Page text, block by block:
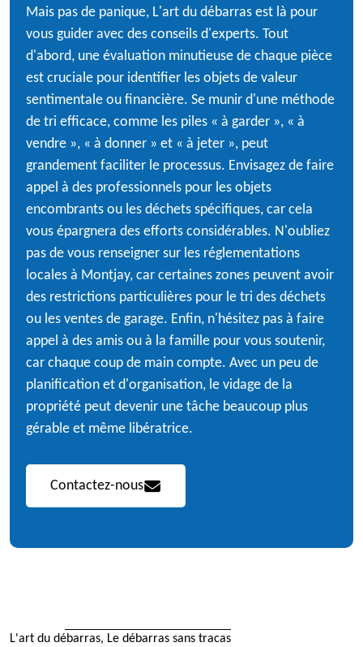
Mais pas de panique, L'art du débarras est là pour
vous guider avec des conseils d'experts. Tout
d'abord, une évaluation minutieuse de chaque pièce
est cruciale pour identifier les objets de valeur
sentimentale ou financière. Se munir d'une méthode
de tri efficace, comme les piles « à garder », « à
vendre », « à donner » et « à jeter », peut
grandement faciliter le processus. Envisagez de faire
appel à des professionnels pour les objets
encombrants ou les déchets spécifiques, car cela
vous épargnera des efforts considérables. N'oubliez
pas de vous renseigner sur les réglementations
locales à Montjay, car certaines zones peuvent avoir
des restrictions particulières pour le tri des déchets
ou les ventes de garage. Enfin, n'hésitez pas à faire
appel à des amis ou à la famille pour vous soutenir,
car chaque coup de main compte. Avec un peu de
planification et d'organisation, le vidage de la
propriété peut devenir une tâche beaucoup plus
gérable et même libératrice.
Contactez-nous
L'art du débarras, Le débarras sans tracas